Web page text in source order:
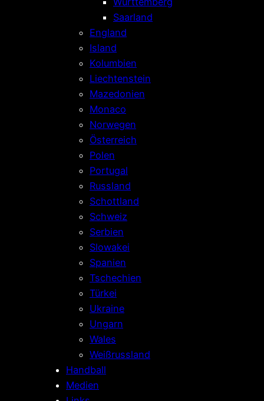
Saarland
England
Island
Kolumbien
Liechtenstein
Mazedonien
Monaco
Norwegen
Österreich
Polen
Portugal
Russland
Schottland
Schweiz
Serbien
Slowakei
Spanien
Tschechien
Türkei
Ukraine
Ungarn
Wales
Weißrussland
Handball
Medien